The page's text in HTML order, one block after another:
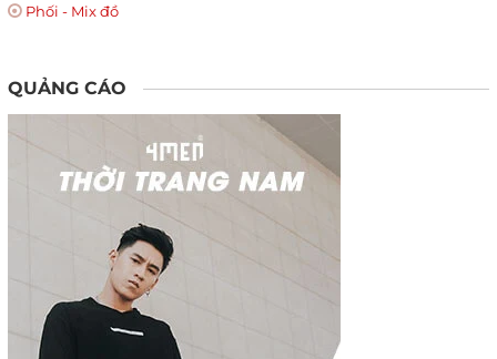
Phối - Mix đồ
QUẢNG CÁO